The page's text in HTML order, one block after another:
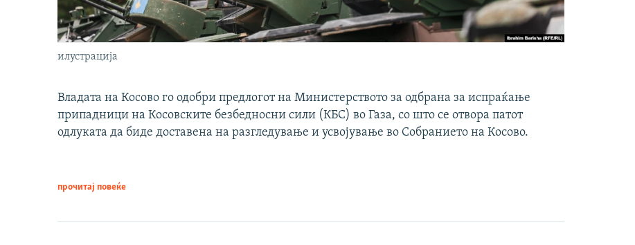
илустрација
Владата на Косово го одобри предлогот на Министерството за одбрана за испраќање
припадници на Косовските безбедносни сили (КБС) во Газа, со што се отвора патот
одлуката да биде доставена на разгледување и усвојување во Собранието на Косово.
прочитај повеќе